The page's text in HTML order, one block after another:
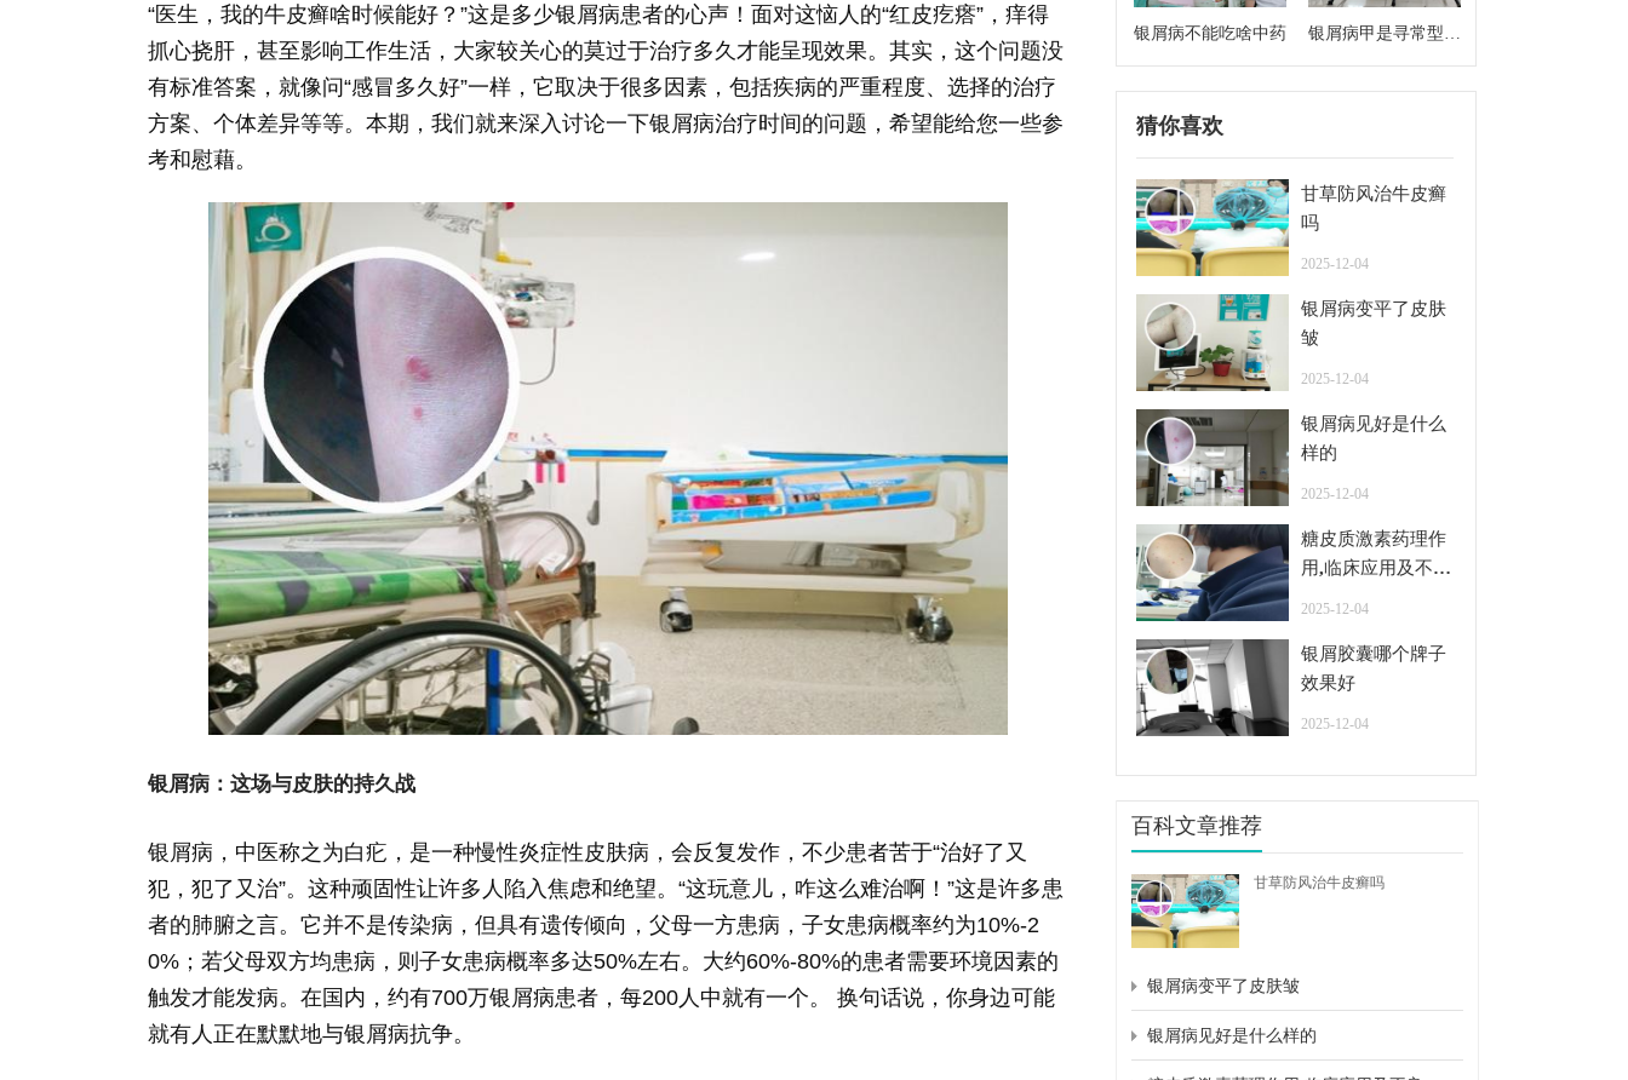
“医生，我的牛皮癣啥时候能好？”这是多少银屑病患者的心声！面对这恼人的“红皮疙瘩”，痒得
抓心挠肝，甚至影响工作生活，大家较关心的莫过于治疗多久才能呈现效果。其实，这个问题没
有标准答案，就像问“感冒多久好”一样，它取决于很多因素，包括疾病的严重程度、选择的治疗
方案、个体差异等等。本期，我们就来深入讨论一下银屑病治疗时间的问题，希望能给您一些参
考和慰藉。
银屑病：这场与皮肤的持久战
银屑病，中医称之为白疕，是一种慢性炎症性皮肤病，会反复发作，不少患者苦于“治好了又
犯，犯了又治”。这种顽固性让许多人陷入焦虑和绝望。“这玩意儿，咋这么难治啊！”这是许多患
者的肺腑之言。它并不是传染病，但具有遗传倾向，父母一方患病，子女患病概率约为10%-2
0%；若父母双方均患病，则子女患病概率多达50%左右。大约60%-80%的患者需要环境因素的
触发才能发病。在国内，约有700万银屑病患者，每200人中就有一个。 换句话说，你身边可能
就有人正在默默地与银屑病抗争。
银屑病不能吃啥中药
银屑病甲是寻常型牛
皮癣么
猜你喜欢
甘草防风治牛皮癣
吗
2025-12-04
银屑病变平了皮肤
皱
2025-12-04
银屑病见好是什么
样的
2025-12-04
糖皮质激素药理作
用,临床应用及不良
2025-12-04
银屑胶囊哪个牌子
效果好
2025-12-04
百科文章推荐
甘草防风治牛皮癣吗
银屑病变平了皮肤皱
银屑病见好是什么样的